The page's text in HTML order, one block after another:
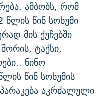
ამბობს, რომ
წლის წინ სოხუმი
მის ქუჩებში
ტაქსი,
ნინო
წინ სოხუმის
აკრძალული